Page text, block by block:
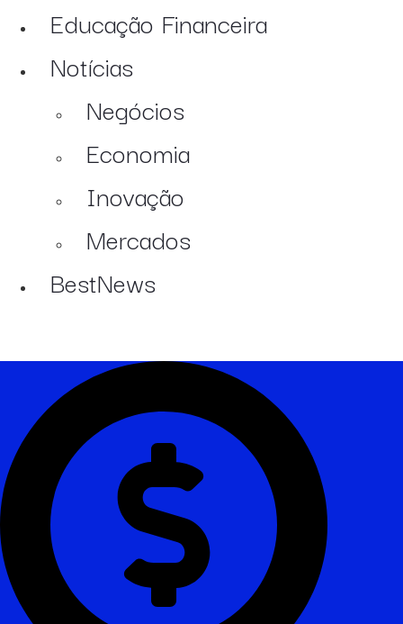
Educação Financeira
Notícias
Negócios
Economia
Inovação
Mercados
BestNews